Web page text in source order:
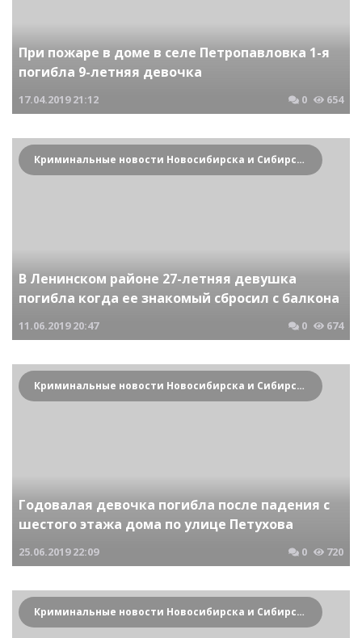
При пожаре в доме в селе Петропавловка 1-я
погибла 9-летняя девочка
17.04.2019 21:12 0 654
Криминальные новости Новосибирска и Сибирского региона
В Ленинском районе 27-летняя девушка
погибла когда ее знакомый сбросил с балкона
11.06.2019 20:47 0 674
Криминальные новости Новосибирска и Сибирского региона
Годовалая девочка погибла после падения с
шестого этажа дома по улице Петухова
25.06.2019 22:09 0 720
Криминальные новости Новосибирска и Сибирского региона